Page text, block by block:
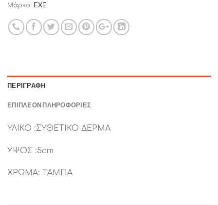
Μάρκα: EXE
ΠΕΡΙΓΡΑΦΉ
ΕΠΙΠΛΈΟΝ ΠΛΗΡΟΦΟΡΊΕΣ
ΥΛΙΚΟ :ΣΥΘΕΤΙΚΟ ΔΕΡΜΑ
ΥΨΟΣ :5cm
ΧΡΩΜΑ: ΤΑΜΠΑ